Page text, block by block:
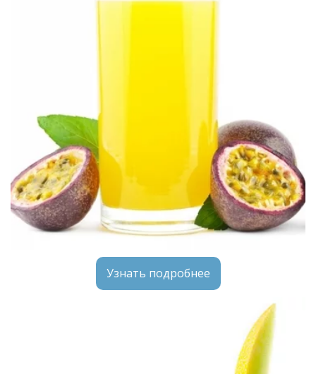
Узнать подробнее